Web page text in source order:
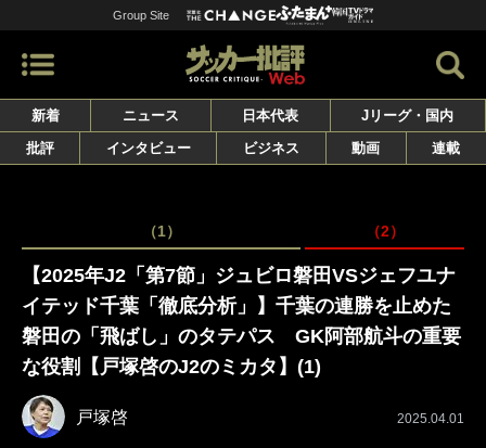
Group Site
新着 ニュース 日本代表
Jリーグ・国内
批評
インタビュー ビジネス 動画 連載
（1） （2）
【2025年J2「第7節」ジュビロ磐田VSジェフユナ
イテッド千葉「徹底分析」】千葉の連勝を止めた
磐田の「飛ばし」のタテパス GK阿部航斗の重要
な役割【戸塚啓のJ2のミカタ】(1)
戸塚啓 2025.04.01